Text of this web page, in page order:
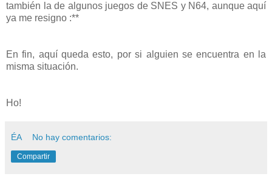
también la de algunos juegos de SNES y N64, aunque aquí
ya me resigno :**
En fin, aquí queda esto, por si alguien se encuentra en la
misma situación.
Ho!
ÉA No hay comentarios:
Compartir